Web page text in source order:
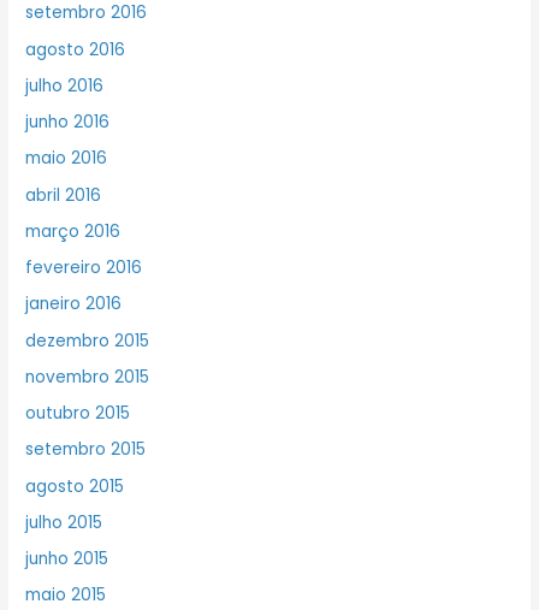
setembro 2016
agosto 2016
julho 2016
junho 2016
maio 2016
abril 2016
março 2016
fevereiro 2016
janeiro 2016
dezembro 2015
novembro 2015
outubro 2015
setembro 2015
agosto 2015
julho 2015
junho 2015
maio 2015